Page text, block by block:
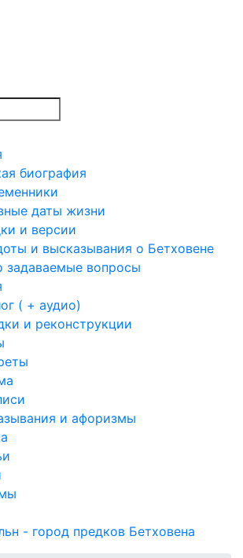
биография
даты жизни
и версии
и высказывания о Бетховене
задаваемые вопросы
( + аудио)
и реконструкции
и афоризмы
- город предков Бетховена